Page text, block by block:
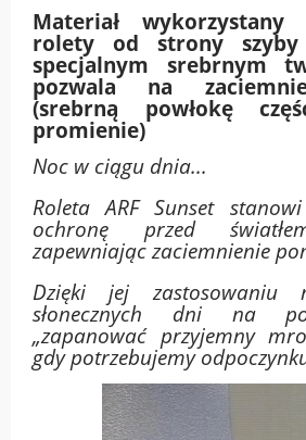
Materiał
rolety od strony
specjalnym srebrnym
pozwala na
(srebrną powłokę
promienie)
Noc w ciągu dnia...
Roleta ARF Sunset
ochronę przed
zapewniając zaciemnienie
Dzięki jej zastosowaniu
słonecznych dni na
„zapanować przyjemny
gdy potrzebujemy